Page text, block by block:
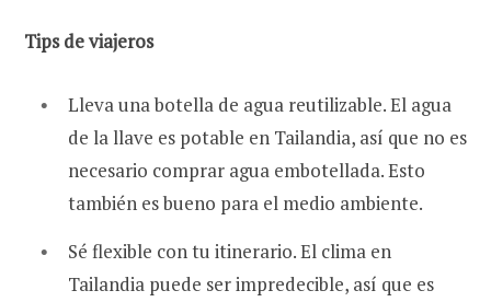
Tips de viajeros
Lleva una botella de agua reutilizable. El agua
de la llave es potable en Tailandia, así que no es
necesario comprar agua embotellada. Esto
también es bueno para el medio ambiente.
Sé flexible con tu itinerario. El clima en
Tailandia puede ser impredecible, así que es